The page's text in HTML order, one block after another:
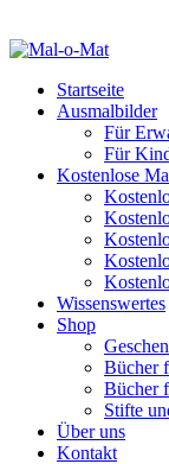
Startseite
Ausmalbilder
Für
Für
Kostenlose
Wissenswertes
Shop
Bücher
Bücher
Stifte
Über uns
Kontakt